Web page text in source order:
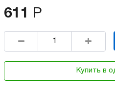
611 Р
Купить в